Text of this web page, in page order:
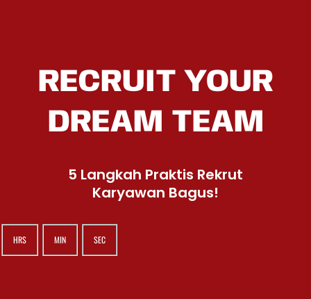
RECRUIT YOUR
DREAM TEAM
5 Langkah Praktis Rekrut
Karyawan Bagus!
HRS MIN SEC